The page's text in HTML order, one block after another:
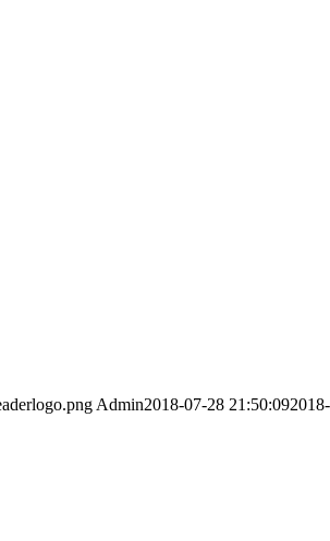
Admin2018-07-28 21:50:09